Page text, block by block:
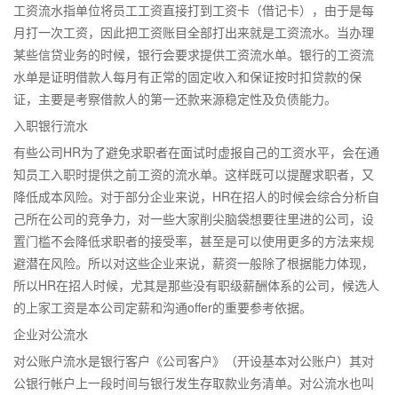
工资流水指单位将员工工资直接打到工资卡（借记卡），由于是每
月打一次工资，因此把工资账目全部打出来就是工资流水。当办理
某些信贷业务的时候，银行会要求提供工资流水单。银行的工资流
水单是证明借款人每月有正常的固定收入和保证按时扣贷款的保
证，主要是考察借款人的第一还款来源稳定性及负债能力。
入职银行流水
有些公司HR为了避免求职者在面试时虚报自己的工资水平，会在通
知员工入职时提供之前工资的流水单。这样既可以提醒求职者，又
降低成本风险。对于部分企业来说，HR在招人的时候会综合分析自
己所在公司的竞争力，对一些大家削尖脑袋想要往里进的公司，设
置门槛不会降低求职者的接受率，甚至是可以使用更多的方法来规
避潜在风险。所以对这些企业来说，薪资一般除了根据能力体现，
所以HR在招人时候，尤其是那些没有职级薪酬体系的公司，候选人
的上家工资是本公司定薪和沟通offer的重要参考依据。
企业对公流水
对公账户流水是银行客户《公司客户》（开设基本对公账户）其对
公银行帐户上一段时间与银行发生存取款业务清单。对公流水也叫